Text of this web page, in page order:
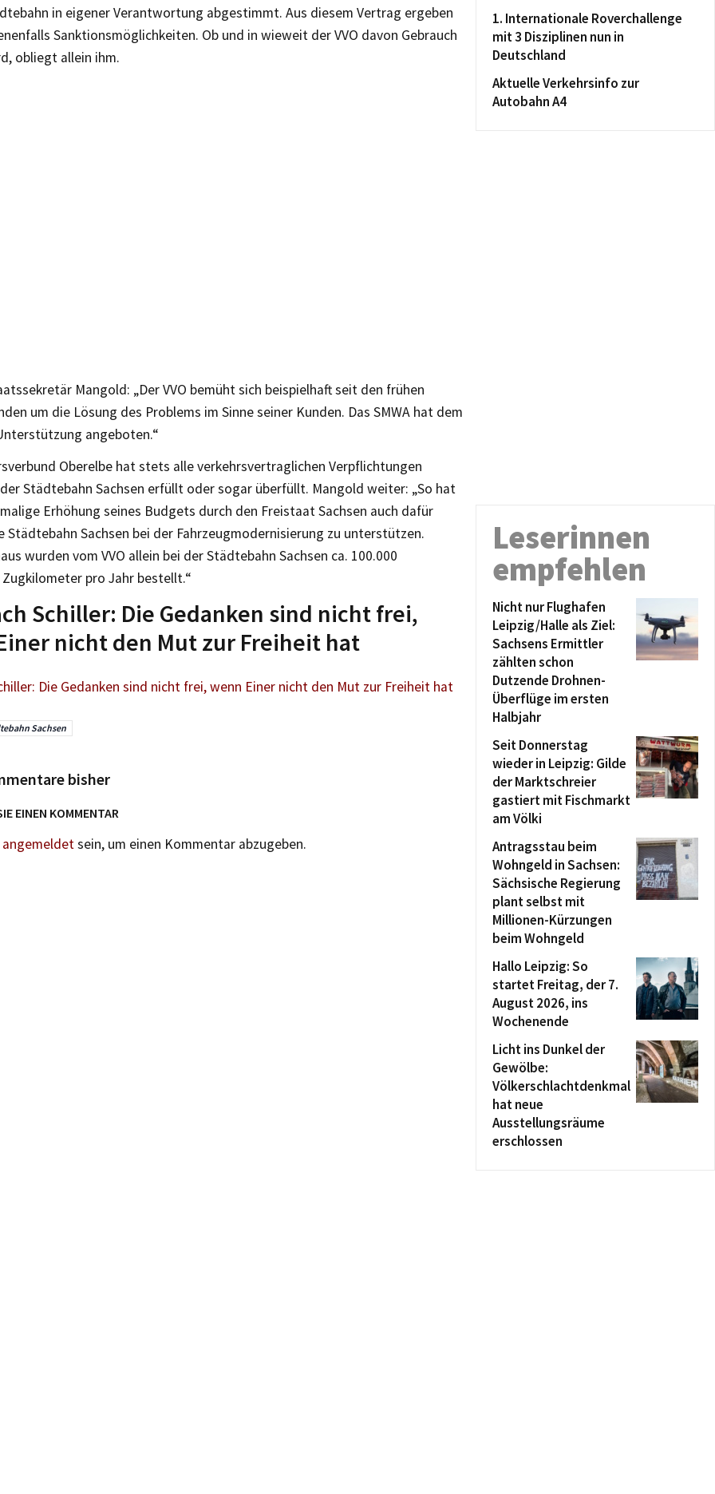
in eigener Verantwortung abgestimmt. Aus diesem Vertrag ergeben
Sanktionsmöglichkeiten. Ob und in wieweit der VVO davon Gebrauch
obliegt allein ihm.
Mangold: „Der VVO bemüht sich beispielhaft seit den frühen
um die Lösung des Problems im Sinne seiner Kunden. Das SMWA hat dem
angeboten.“
Oberelbe hat stets alle verkehrsvertraglichen Verpflichtungen
Städtebahn Sachsen erfüllt oder sogar überfüllt. Mangold weiter: „So hat
Erhöhung seines Budgets durch den Freistaat Sachsen auch dafür
Städtebahn Sachsen bei der Fahrzeugmodernisierung zu unterstützen.
wurden vom VVO allein bei der Städtebahn Sachsen ca. 100.000
pro Jahr bestellt.“
Schiller: Die Gedanken sind nicht frei,
nicht den Mut zur Freiheit hat
Die Gedanken sind nicht frei, wenn Einer nicht den Mut zur Freiheit hat
Sachsen
bisher
EINEN KOMMENTAR
angemeldetsein, um einen Kommentar abzugeben.
1. Internationale Roverchallenge
mit 3 Disziplinen nun in
Deutschland
Aktuelle Verkehrsinfo zur
Autobahn A4
Leserinnen
empfehlen
Nicht nur Flughafen
Leipzig/Halle als Ziel:
Sachsens Ermittler
zählten schon
Dutzende Drohnen-
Überflüge im ersten
Halbjahr
Seit Donnerstag
wieder in Leipzig: Gilde
der Marktschreier
gastiert mit Fischmarkt
am Völki
Antragsstau beim
Wohngeld in Sachsen:
Sächsische Regierung
plant selbst mit
Millionen-Kürzungen
beim Wohngeld
Hallo Leipzig: So
startet Freitag, der 7.
August 2026, ins
Wochenende
Licht ins Dunkel der
Gewölbe:
Völkerschlachtdenkmal
hat neue
Ausstellungsräume
erschlossen